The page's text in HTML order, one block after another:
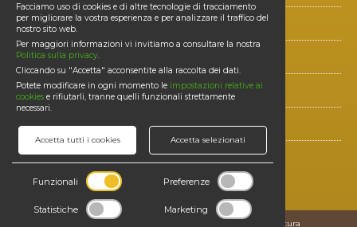
Contatti
E-shop
Login
SEGUICI SUI SOCIAL
Condizioni generali di vendita e fornitura
Facciamo uso di cookies e di altre tecnologie di tracciamento
per migliorare la vostra esperienza e per analizzare il traffico del
nostro sito web.
Per maggiori informazioni vi invitiamo a consultare la nostra
Politica sulla privacy.
Cliccando su "Accetta" acconsentite alla raccolta dei dati.
Potete modificare in ogni momento le impostazioni relative ai
cookies e rifiutarli, tranne quelli funzionali strettamente
necessari.
Accetta tutti i cookies Accetta selezionati
Funzionali Preferenze
Statistiche Marketing